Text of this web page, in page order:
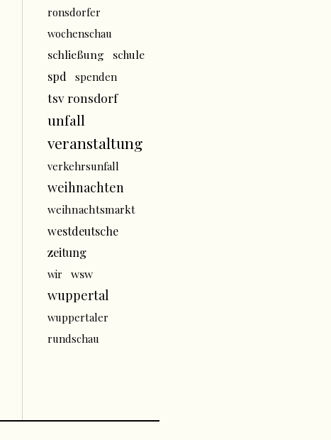
ronsdorfer
wochenschau
schließung schule
spd spenden
tsv ronsdorf
unfall
veranstaltung
verkehrsunfall
weihnachten
weihnachtsmarkt
westdeutsche
zeitung
wir wsw
wuppertal
wuppertaler
rundschau